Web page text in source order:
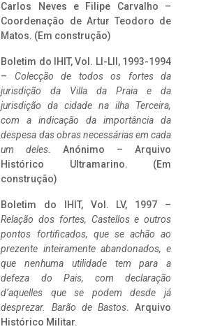
Carlos Neves e Filipe Carvalho –
Coordenação de Artur Teodoro de
Matos. (Em construção)
Boletim do IHIT, Vol. LI-LII, 1993-1994
– Colecção de todos os fortes da
jurisdição da Villa da Praia e da
jurisdição da cidade na ilha Terceira,
com a indicação da importância da
despesa das obras necessárias em cada
um deles. Anónimo – Arquivo
Histórico Ultramarino. (Em
construção)
Boletim do IHIT, Vol. LV, 1997 –
Relação dos fortes, Castellos e outros
pontos fortificados, que se achão ao
prezente inteiramente abandonados, e
que nenhuma utilidade tem para a
defeza do Pais, com declaração
d’aquelles que se podem desde já
desprezar. Barão de Bastos. Arquivo
Histórico Militar.